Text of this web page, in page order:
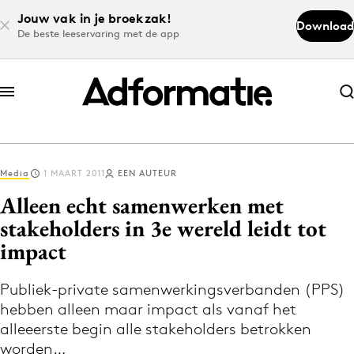
Jouw vak in je broekzak!
De beste leeservaring met de app
Download
Abonneer nu
Abonneer nu
Log in
Volg het laatste nieuws via de Adformatie
Nieuws app
Media 1 MAART 2011 EEN AUTEUR
Alleen echt samenwerken met
stakeholders in 3e wereld leidt tot
impact
Publiek-private samenwerkingsverbanden (PPS)
hebben alleen maar impact als vanaf het
alleeerste begin alle stakeholders betrokken
worden…